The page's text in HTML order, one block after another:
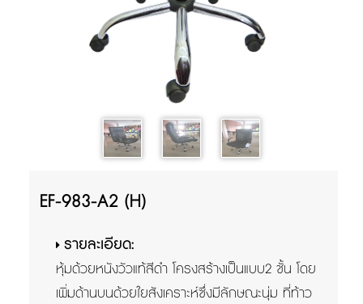
EF-983-A2 (H)
รายละเอียด:
หุ้มด้วยหนังวัวแท้สีดำ โครงสร้างเป็นแบบ2 ชั้น โดย
เพิ่มด้านบนด้วยใยสังเคราะห์ซึ่งมีลักษณะนุ่ม ที่ท้าว